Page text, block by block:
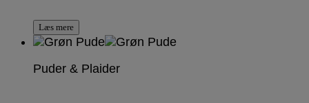
Læs mere
Puder & Plaider